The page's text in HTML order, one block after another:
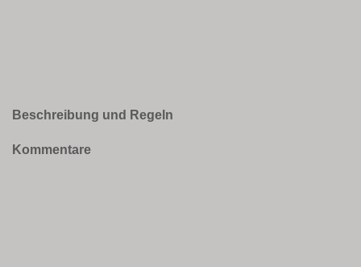
Beschreibung und Regeln
Kommentare